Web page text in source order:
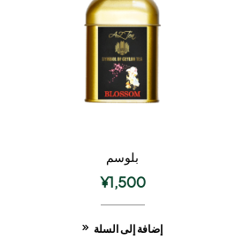
بلوسم
¥1,500
إضافة إلى السلة